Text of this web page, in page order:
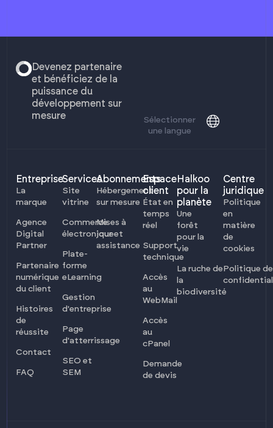
Devenez partenaire
et bénéficiez de la
puissance du
développement sur
mesure
Sélectionner
une langue
Entreprise
La
marque
Agence
Digital
Partner
Partenaire
numérique
du client
Histoires
de
réussite
Contact
FAQ
Services
Site
vitrine
Commerce
électronique
Plate-
forme
eLearning
Gestion
d'entreprise
Page
d'atterrissage
SEO et
SEM
Abonnements
Hébergement
sur mesure
Mises à
jour et
assistance
Espace
client
État en
temps
réel
Support
technique
Accès
au
WebMail
Accès
au
cPanel
Demande
de devis
Halkoo
pour la
planète
Une
forêt
pour la
vie
La ruche de
la
biodiversité
Centre
juridique
Politique
en
matière
de
cookies
Politique de